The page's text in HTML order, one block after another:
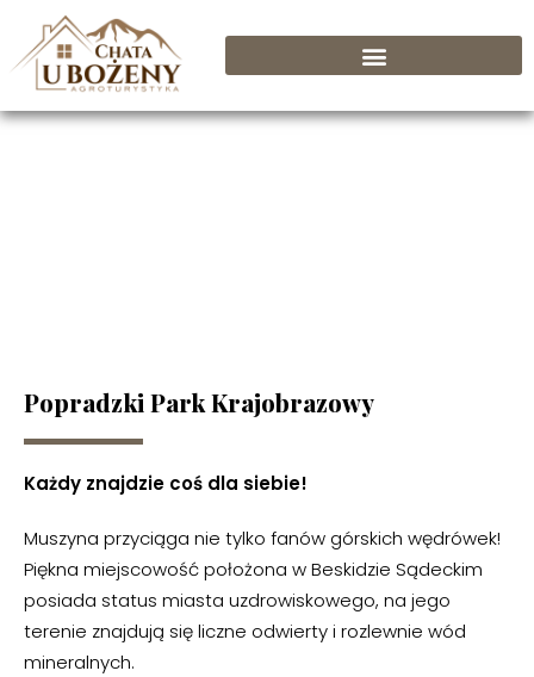
Popradzki Park Krajobrazowy
Każdy znajdzie coś dla siebie!
Muszyna przyciąga nie tylko fanów górskich wędrówek!
Piękna miejscowość położona w Beskidzie Sądeckim
posiada status miasta uzdrowiskowego, na jego
terenie znajdują się liczne odwierty i rozlewnie wód
mineralnych.